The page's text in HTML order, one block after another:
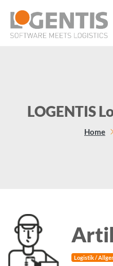
LOGENTIS
Home
Logistik /